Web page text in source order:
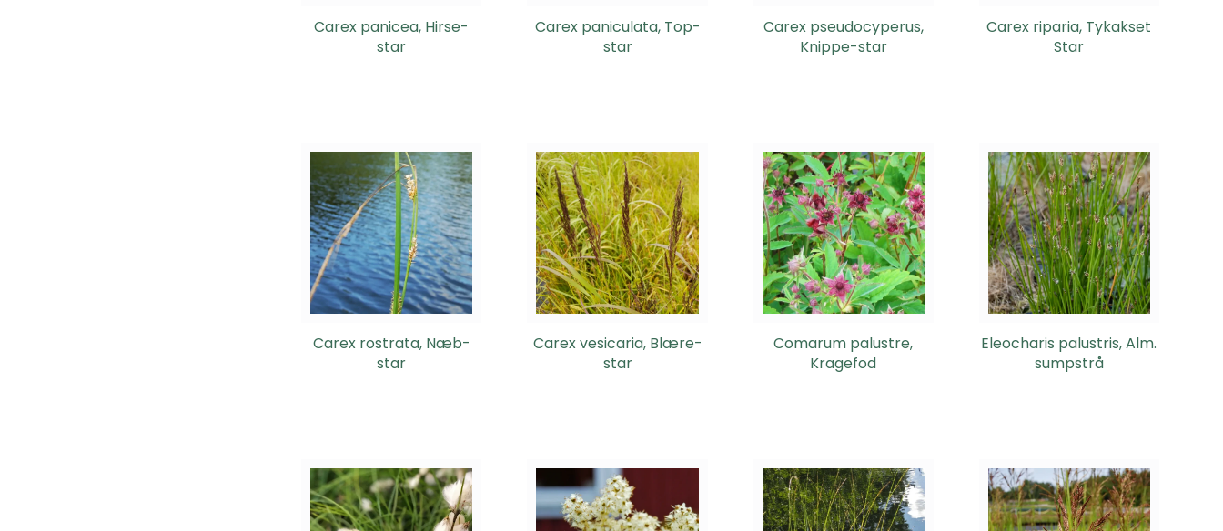
Carex panicea, Hirse-
star
Carex paniculata, Top-
star
Carex pseudocyperus,
Knippe-star
Carex riparia, Tykakset
Star
Carex rostrata, Næb-
star
Carex vesicaria, Blære-
star
Comarum palustre,
Kragefod
Eleocharis palustris, Alm.
sumpstrå